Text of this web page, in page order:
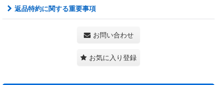
返品特約に関する重要事項
お問い合わせ
お気に入り登録